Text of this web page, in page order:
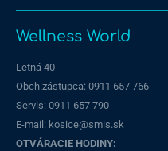
Wellness World
Letná 40
Obch.zástupca: 0911 657 766
Servis: 0911 657 790​
E-mail: kosice@smis.sk
OTVÁRACIE HODINY: